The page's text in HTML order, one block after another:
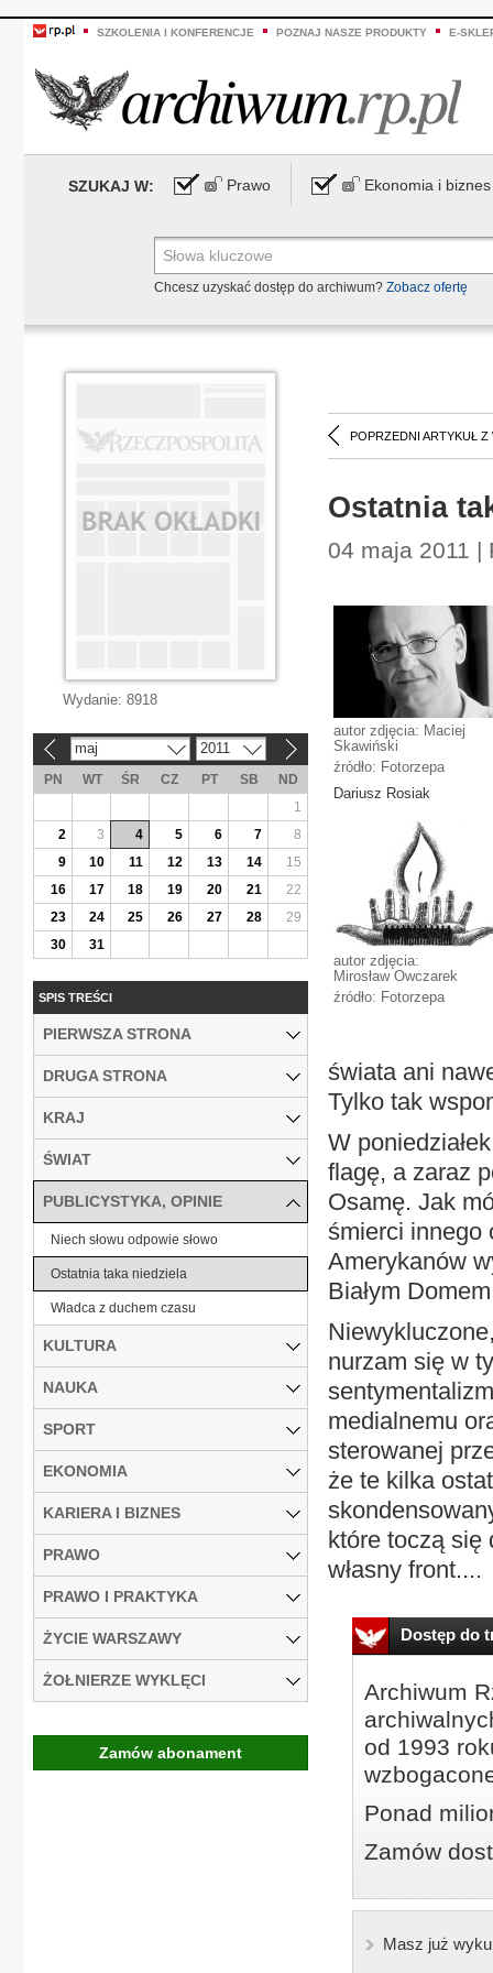
SZKOLENIA I KONFERENCJE POZNAJ NASZE PRODUKTY E-
SZUKAJ W: Prawo Ekonomia i biznes
Chcesz uzyskać dostęp do archiwum? Zobacz ofertę
POPRZEDNI ARTYKUŁ Z
Ostatnia
04 maja 2011 |
autor zdjęcia: Maciej
Skawiński
źródło: Fotorzepa
Dariusz Rosiak
autor zdjęcia:
Mirosław Owczarek
źródło: Fotorzepa
świata ani
Tylko tak
W
flagę, a zaraz
Osamę. Jak
śmierci innego
Amerykanów
Białym
nurzam się w
medialnemu
sterowanej
że te kilka
które toczą się
własny front....
Dostęp do
Archiwum
od 1993
Ponad
Zamów
Masz już
Wydanie: 8918
maj 2011
PN WT ŚR CZ PT SB
ND
1
2
3 4 5 6 7
8
9
10 11 12 13 14
15
16
17 18 19 20 21
22
23
24 25 26 27 28
29
30
31
SPIS TREŚCI
PIERWSZA STRONA
DRUGA STRONA
KRAJ
ŚWIAT
PUBLICYSTYKA, OPINIE
Niech słowu odpowie słowo
Ostatnia taka niedziela
Władca z duchem czasu
KULTURA
NAUKA
SPORT
EKONOMIA
KARIERA I BIZNES
PRAWO
PRAWO I PRAKTYKA
ŻYCIE WARSZAWY
ŻOŁNIERZE WYKLĘCI
Zamów abonament